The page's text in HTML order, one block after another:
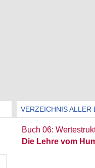
VERZEICHNIS ALLER
Buch 06:
Die Lehre vom